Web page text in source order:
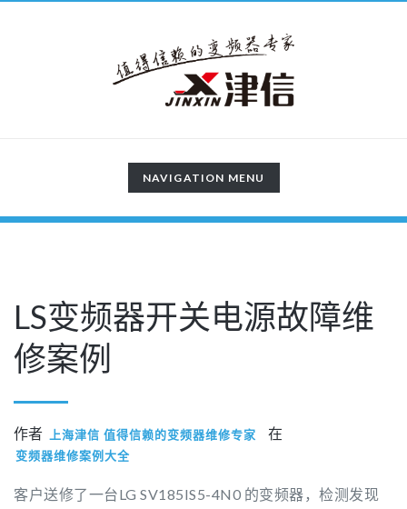
TOGGLE
NAVIGATION
NAVIGATION MENU
LS变频器开关电源故障维
修案例
作者 上海津信 值得信赖的变频器维修专家 在
变频器维修案例大全
客户送修了一台LG SV185IS5-4N0 的变频器，检测发现